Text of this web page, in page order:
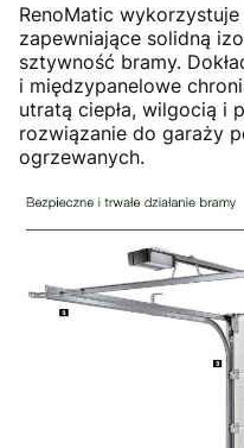
RenoMatic
zapewniające solidną
sztywność bramy.
i międzypanelowe
utratą ciepła, wilgocią i
rozwiązanie do garaży
ogrzewanych.